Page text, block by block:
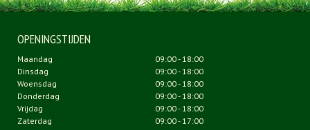
OPENINGSTIJDEN
Maandag
09:00 - 18:00
Dinsdag
09:00 - 18:00
Woensdag
09:00 - 18:00
Donderdag
09:00 - 18:00
Vrijdag
09:00 - 18:00
Zaterdag
09:00 - 17:00